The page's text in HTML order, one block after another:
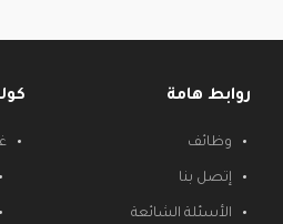
روابط هامة
وظائف
إتصل بنا
الأسئلة الشائعة